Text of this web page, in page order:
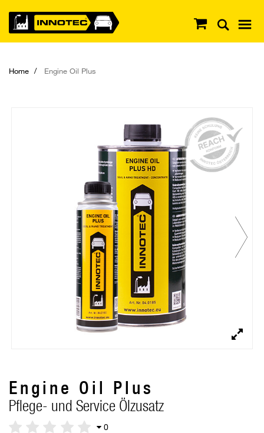
Home Engine Oil Plus
Engine Oil Plus
Pflege- und Service Ölzusatz
0